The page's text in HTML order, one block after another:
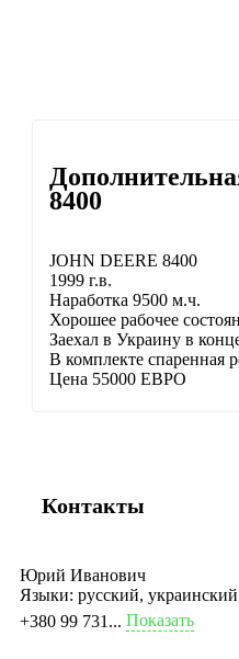
8400
JOHN DEERE 8400
1999 г.в.
Наработка 9500 м.ч.
Хорошее рабочее
Заехал в Украину в
В комплекте спаренная
Цена 55000 ЕВРО
Контакты
Юрий Иванович
Языки: русский, украинский
+380 99 731... Показать